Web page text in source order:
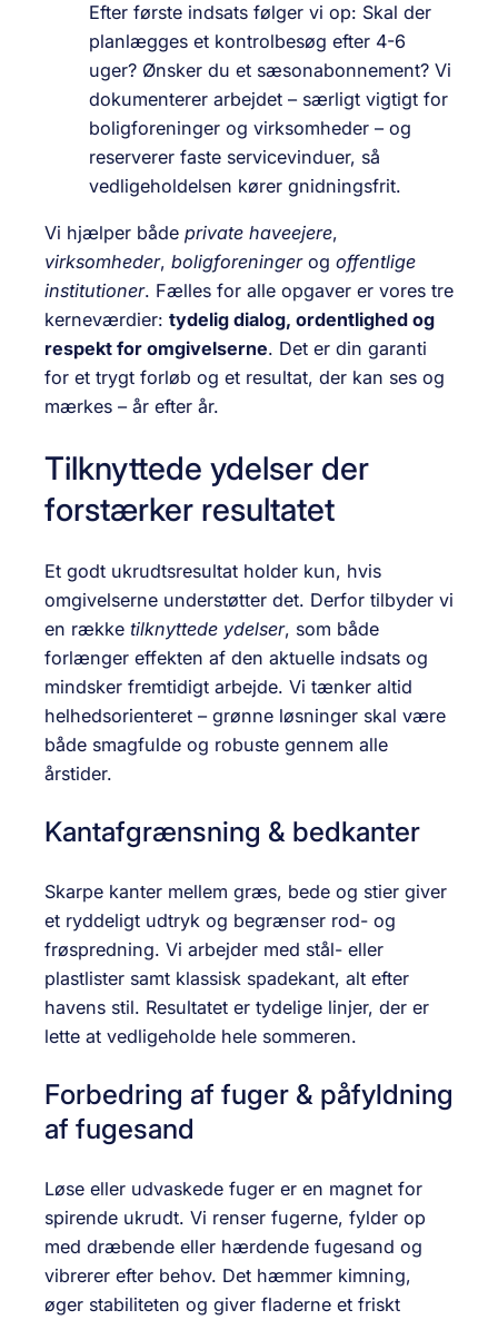
Efter første indsats følger vi op: Skal der
planlægges et kontrolbesøg efter 4-6
uger? Ønsker du et sæsonabonnement? Vi
dokumenterer arbejdet – særligt vigtigt for
boligforeninger og virksomheder – og
reserverer faste servicevinduer, så
vedligeholdelsen kører gnidningsfrit.
Vi hjælper både private haveejere,
virksomheder, boligforeningerog offentlige
institutioner. Fælles for alle opgaver er vores tre
kerneværdier: tydelig dialog, ordentlighed og
respekt for omgivelserne. Det er din garanti
for et trygt forløb og et resultat, der kan ses og
mærkes – år efter år.
Tilknyttede ydelser der
forstærker resultatet
Et godt ukrudtsresultat holder kun, hvis
omgivelserne understøtter det. Derfor tilbyder vi
en række tilknyttede ydelser, som både
forlænger effekten af den aktuelle indsats og
mindsker fremtidigt arbejde. Vi tænker altid
helhedsorienteret – grønne løsninger skal være
både smagfulde og robuste gennem alle
årstider.
Kantafgrænsning & bedkanter
Skarpe kanter mellem græs, bede og stier giver
et ryddeligt udtryk og begrænser rod- og
frøspredning. Vi arbejder med stål- eller
plastlister samt klassisk spadekant, alt efter
havens stil. Resultatet er tydelige linjer, der er
lette at vedligeholde hele sommeren.
Forbedring af fuger & påfyldning
af fugesand
Løse eller udvaskede fuger er en magnet for
spirende ukrudt. Vi renser fugerne, fylder op
med dræbende eller hærdende fugesand og
vibrerer efter behov. Det hæmmer kimning,
øger stabiliteten og giver fladerne et friskt